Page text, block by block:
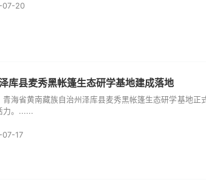
07-20
库县麦秀黑帐篷生态研学基地建成落地
青海省黄南藏族自治州泽库县麦秀黑帐篷生态研学基地
力。......
17